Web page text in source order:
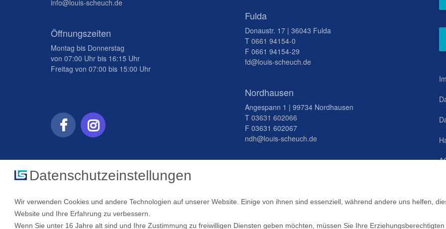
info@louis-scheuch.de
Öffnungszeiten
Montag bis Donnerstag
von 07:00 Uhr bis 16:15 Uhr
Freitag von 07:00 bis 15:00 Uhr
Fulda
Donaustr. 17 | 36043 Fulda
T 0661 94154-0
F 0661 94154-29
fd@louis-scheuch.de
Nordhausen
Angespann 1 | 99734 Nordhausen
T 03631 602066
F 03631 602067
ndh@louis-scheuch.de
Datenschutzeinstellungen
Wir verwenden Cookies und andere Technologien auf unserer Website. Einige von ihnen sind essenziell, während andere uns helfen,
Website und Ihre Erfahrung zu verbessern.
Wenn Sie unter 16 Jahre alt sind und Ihre Zustimmung zu freiwilligen Diensten geben möchten, müssen Sie Ihre Erziehungsberechtigten